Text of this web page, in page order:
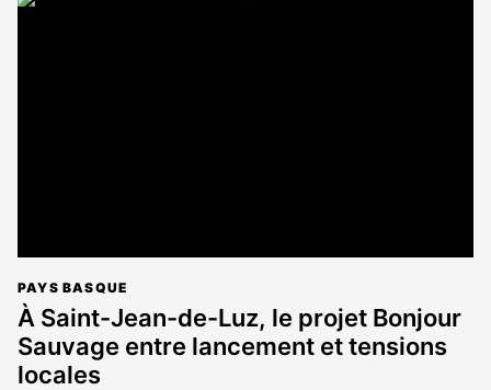
PAYS BASQUE
À Saint-Jean-de-Luz, le projet Bonjour
Sauvage entre lancement et tensions
locales